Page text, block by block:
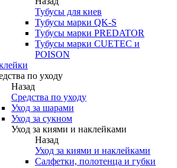
Тубусы для киев
Тубусы марки QK-S
Тубусы марки PREDATOR
Тубусы марки CUETEC и
POISON
по уходу
Назад
Средства по уходу
Уход за шарами
Уход за сукном
Уход за киями и наклейками
Назад
Уход за киями и наклейками
Салфетки, полотенца и губки